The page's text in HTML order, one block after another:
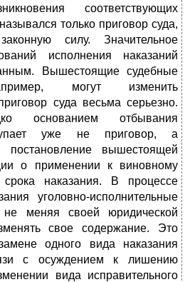
соответствующих
только приговор суда,
силу. Значительное
исполнения наказаний
Вышестоящие судебные
могут изменить
суда весьма серьезно.
основанием отбывания
уже не приговор, а
постановление вышестоящей
о применении к виновному
наказания. В процессе
уголовно-исполнительные
не меняя своей юридической
свое содержание. Это
одного вида наказания
с осуждением к лишению
вида исправительного